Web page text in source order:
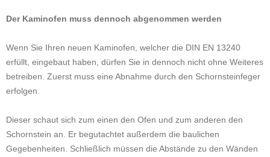
Der Kaminofen muss dennoch abgenommen werden
Wenn Sie Ihren neuen Kaminofen, welcher die DIN EN 13240
erfüllt, eingebaut haben, dürfen Sie in dennoch nicht ohne Weiteres
betreiben. Zuerst muss eine Abnahme durch den Schornsteinfeger
erfolgen.
Dieser schaut sich zum einen den Ofen und zum anderen den
Schornstein an. Er begutachtet außerdem die baulichen
Gegebenheiten. Schließlich müssen die Abstände zu den Wänden